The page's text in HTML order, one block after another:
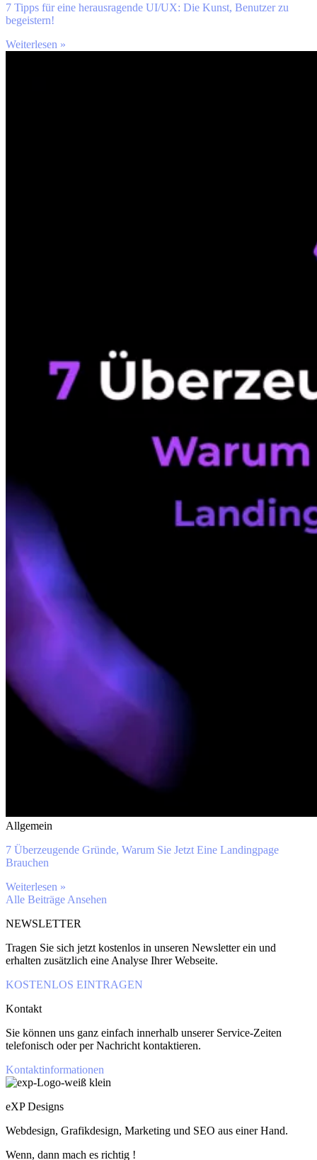
7 Tipps für eine herausragende UI/UX: Die Kunst, Benutzer zu
begeistern!
Weiterlesen »
Allgemein
7 Überzeugende Gründe, Warum Sie Jetzt Eine Landingpage
Brauchen
Weiterlesen »
Alle Beiträge Ansehen
NEWSLETTER
Tragen Sie sich jetzt kostenlos in unseren Newsletter ein und
erhalten zusätzlich eine Analyse Ihrer Webseite.
KOSTENLOS EINTRAGEN
Kontakt
Sie können uns ganz einfach innerhalb unserer Service-Zeiten
telefonisch oder per Nachricht kontaktieren.
Kontaktinformationen
eXP Designs
Webdesign, Grafikdesign, Marketing und SEO aus einer Hand.
Wenn, dann mach es richtig !